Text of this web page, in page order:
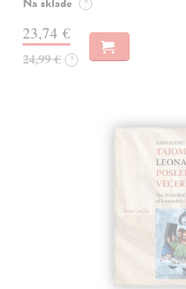
?
23,74 €
24,99 € ?